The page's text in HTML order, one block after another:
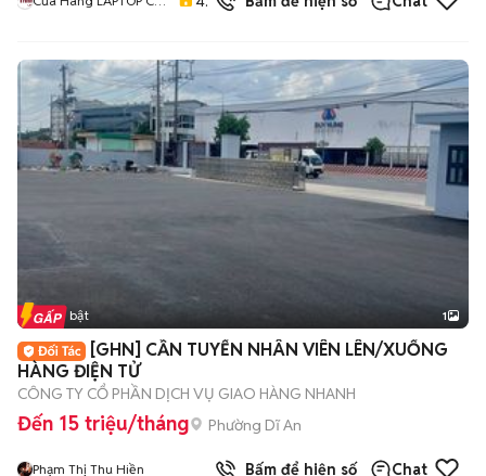
bán
Tin nổi bật 1
[GHN] CẦN TUYỂN NHÂN VIÊN LÊN/XUỐNG
HÀNG ĐIỆN TỬ
CÔNG TY CỔ PHẦN DỊCH VỤ GIAO HÀNG NHANH
Đến 15 triệu/tháng Phường Dĩ An
Phạm Thị Thu Hiền Bấm để hiện số Chat